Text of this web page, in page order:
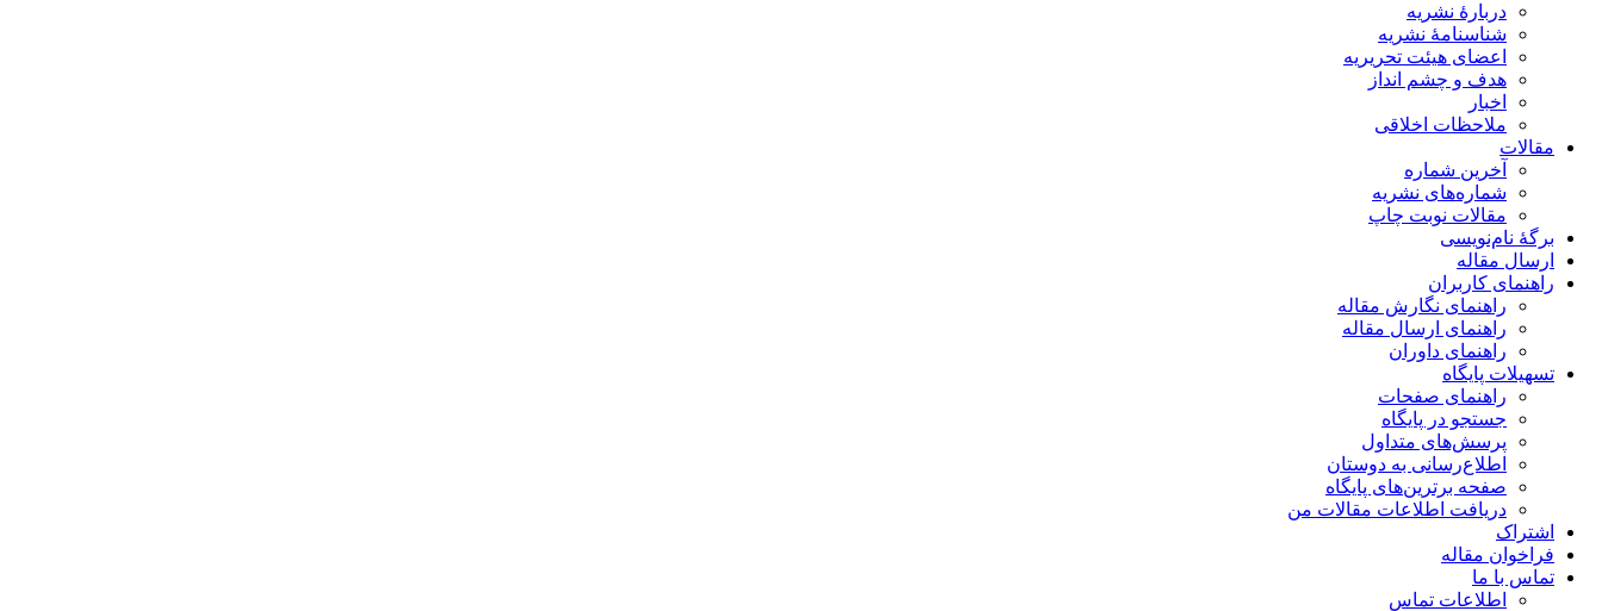
دربارۀ نشریه
شناسنامۀ نشریه
اعضای هیئت تحریریه
هدف و چشم انداز
اخبار
ملاحظات اخلاقی
مقالات
آخرین شماره
شماره‌های نشریه
مقالات نوبت چاپ
برگۀ نام‌نویسی
ارسال مقاله
راهنمای کاربران
راهنمای نگارش مقاله
راهنمای ارسال مقاله
راهنمای داوران
تسهیلات پایگاه
راهنمای صفحات
جستجو در پایگاه
پرسش‌های متداول
اطلاع‌رسانی به دوستان
صفحه برترین‌های پایگاه
دریافت اطلاعات مقالات من
اشتراک
فراخوان مقاله
تماس با ما
اطلاعات تماس